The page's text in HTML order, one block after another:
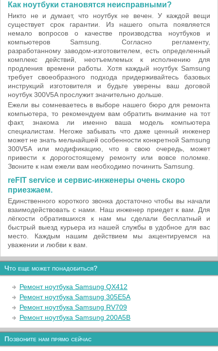
Как ноутбуки становятся неисправными?
Никто не и думает, что ноутбук не вечен. У каждой вещи
существует срок гарантии. Из нашего опыта появляется
немало вопросов о качестве производства ноутбуков и
компьютеров Samsung. Согласно регламенту,
разработанному заводом-изготовителем, есть определенный
комплекс действий, неотъемлемых к исполнению для
продления времени работы. Хотя каждый ноутбук Samsung
требует своеобразного подхода придерживайтесь базовых
инструкций изготовителя и будьте уверены ваш договой
ноутбук 300V5A прослужит значительно дольше.
Ежели вы сомневаетесь в выборе нашего бюро для ремонта
компьютера, то рекомендуем вам обратить внимание на тот
факт, знакома ли именно ваша модель компьютера
специалистам. Негоже забывать что даже ценный инженер
может не знать мельчайшей особенности конкретной Samsung
300V5A или модификацию, что в свою очередь, может
привести к дорогостоящему ремонту или вовсе поломке.
Звоните к нам ежели вам необходимо починить Samsung.
reFIT service и сервис-инженеры очень скоро
приезжаем.
Единственного короткого звонка достаточно чтобы вы начали
взаимодействовать с нами. Наш инженер приедет к вам. Для
лёгкости обратившихся к нам мы сделали бесплатный и
быстрый выезд курьера из нашей службы в удобное для вас
место. Каждым нашим действием мы акцентируемся на
уважении и любви к вам.
Что еще может понадобиться?
Ремонт ноутбука Samsung QX412
Ремонт ноутбука Samsung 305E5A
Ремонт ноутбука Samsung RV709
Ремонт ноутбука Samsung 200A5B
Позвоните нам прямо сейчас